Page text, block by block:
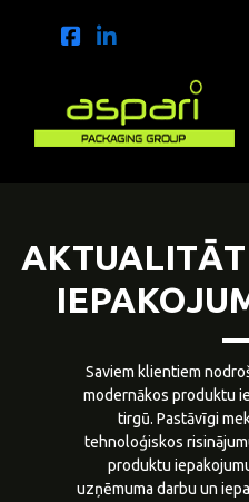
Saviem klientiem
modernākos produktu
tirgū. Pastāvīgi
tehnoloģiskos
produktu
uzņēmuma darbu un